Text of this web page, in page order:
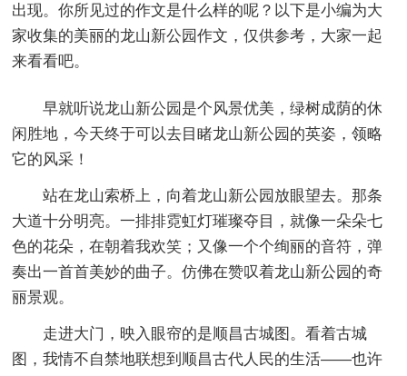
出现。你所见过的作文是什么样的呢？以下是小编为大
家收集的美丽的龙山新公园作文，仅供参考，大家一起
来看看吧。
早就听说龙山新公园是个风景优美，绿树成荫的休
闲胜地，今天终于可以去目睹龙山新公园的英姿，领略
它的风采！
站在龙山索桥上，向着龙山新公园放眼望去。那条
大道十分明亮。一排排霓虹灯璀璨夺目，就像一朵朵七
色的花朵，在朝着我欢笑；又像一个个绚丽的音符，弹
奏出一首首美妙的曲子。仿佛在赞叹着龙山新公园的奇
丽景观。
走进大门，映入眼帘的是顺昌古城图。看着古城
图，我情不自禁地联想到顺昌古代人民的生活——也许